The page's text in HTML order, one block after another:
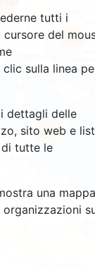
tutti i
cursore del
sulla linea
dettagli delle
sito web e
tutte le
una
419
6637